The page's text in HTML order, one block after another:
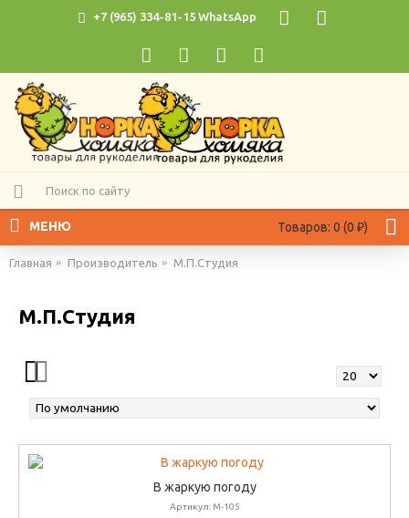
+7 (965) 334-81-15 WhatsApp
Товаров: 0 (0 ₽)
МЕНЮ
Главная Производитель М.П.Студия
М.П.Студия
В жаркую погоду
Артикул: М-105